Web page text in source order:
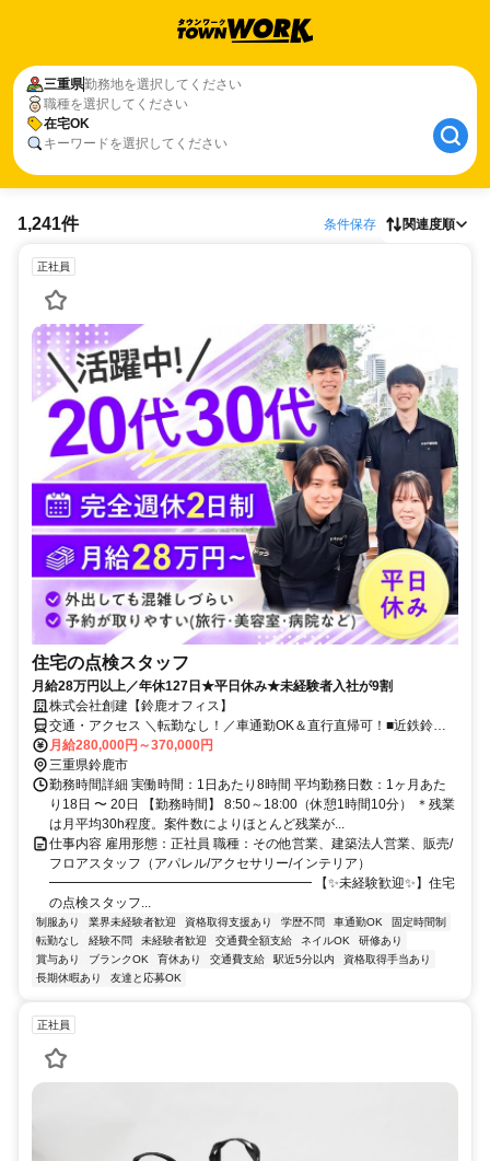
三重県勤務地を選択してください
職種を選択してください
在宅OK
キーワードを選択してください
1,241件 条件保存 関連度順
正社員
住宅の点検スタッフ
月給28万円以上／年休127日★平日休み★未経験者入社が9割
株式会社創建【鈴鹿オフィス】
交通・アクセス ＼転勤なし！／車通勤OK＆直行直帰可！■近鉄鈴鹿
線「平田町駅」より徒歩4分
月給280,000円～370,000円
三重県鈴鹿市
勤務時間詳細 実働時間：1日あたり8時間 平均勤務日数：1ヶ月あた
り18日 〜 20日 【勤務時間】 8:50～18:00（休憩1時間10分） ＊残業
は月平均30h程度。案件数によりほとんど残業が...
仕事内容 雇用形態：正社員 職種：その他営業、建築法人営業、販売/
フロアスタッフ（アパレル/アクセサリー/インテリア）
━━━━━━━━━━━━━━━━━━━━ 【✨未経験歓迎✨】住宅
の点検スタッフ...
制服あり 業界未経験者歓迎 資格取得支援あり 学歴不問 車通勤OK
固定時間制
転勤なし
経験不問 未経験者歓迎 交通費全額支給 ネイルOK
研修あり
賞与あり
ブランクOK 育休あり 交通費支給 駅近5分以内
資格取得手当あり
長期休暇あり
友達と応募OK
正社員